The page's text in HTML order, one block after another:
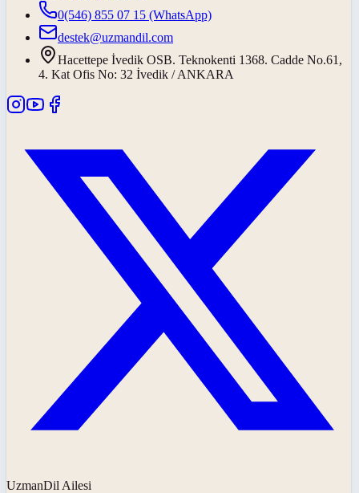
0(546) 855 07 15 (WhatsApp)
destek@uzmandil.com
Hacettepe İvedik OSB. Teknokenti 1368. Cadde No.61,
4. Kat Ofis No: 32 İvedik / ANKARA
UzmanDil Ailesi